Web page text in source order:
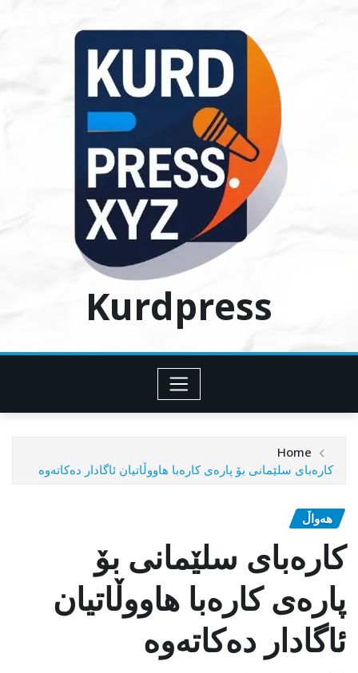
Kurdpress
Home
كارەبای سلێمانی بۆ پارەی كارەبا هاووڵاتیان ئاگادار دەكاتەوە
هەواڵ
كارەبای سلێمانی بۆ
پارەی كارەبا هاووڵاتیان
ئاگادار دەكاتەوە